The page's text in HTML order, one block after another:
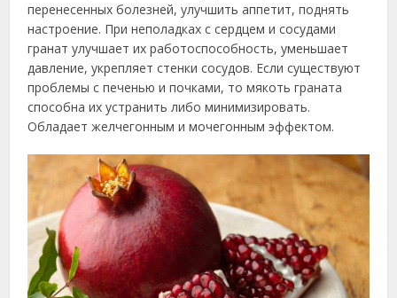
перенесенных болезней, улучшить аппетит, поднять
настроение. При неполадках с сердцем и сосудами
гранат улучшает их работоспособность, уменьшает
давление, укрепляет стенки сосудов. Если существуют
проблемы с печенью и почками, то мякоть граната
способна их устранить либо минимизировать.
Обладает желчегонным и мочегонным эффектом.